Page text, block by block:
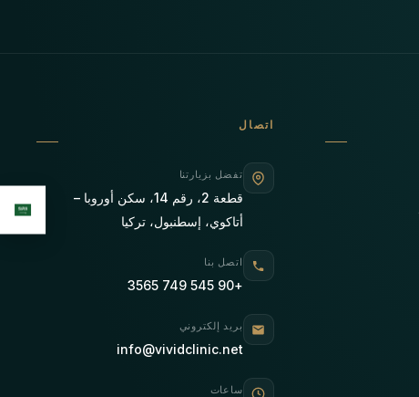
اتصال
تفضل بزيارتنا
قطعة 2، رقم 14، سكن أوروبا –
أتاكوي، إسطنبول، تركيا
اتصل بنا
+90 545 749 3565
بريد إلكتروني
info@vividclinic.net
ساعات